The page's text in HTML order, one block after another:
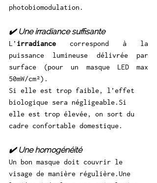
photobiomodulation.
✔️ Une irradiance suffisante
L’ irradiance correspond à la
puissance lumineuse délivrée par
surface (pour un masque LED max
50mW/cm²).
Si elle est trop faible, l’effet
biologique sera négligeable.Si
elle est trop élevée, on sort du
cadre confortable domestique.
✔️ Une homogénéité
Un bon masque doit couvrir le
visage de manière régulière.Une